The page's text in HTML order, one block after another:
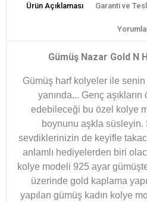
Ürün Açıklaması Garanti ve
Gümüş Nazar Gold N
Gümüş harf kolyeler ile
yanında... Genç
edebileceği bu özel kolye
boynunu aşkla
sevdiklerinizin de keyifle
anlamlı hediyelerden biri
kolye modeli 925 ayar
üzerinde gold kaplama
yapılan gümüş kadın kolye